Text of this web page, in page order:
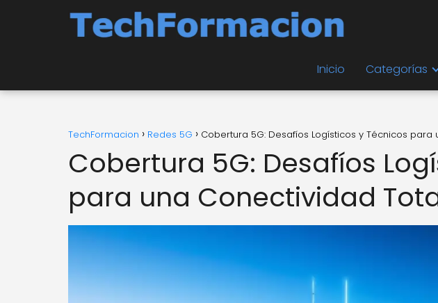
Inicio Categorías
TechFormacion Redes 5G Cobertura 5G: Desafíos Logísticos y Técnicos para
Cobertura 5G: Desafíos
para una Conectividad